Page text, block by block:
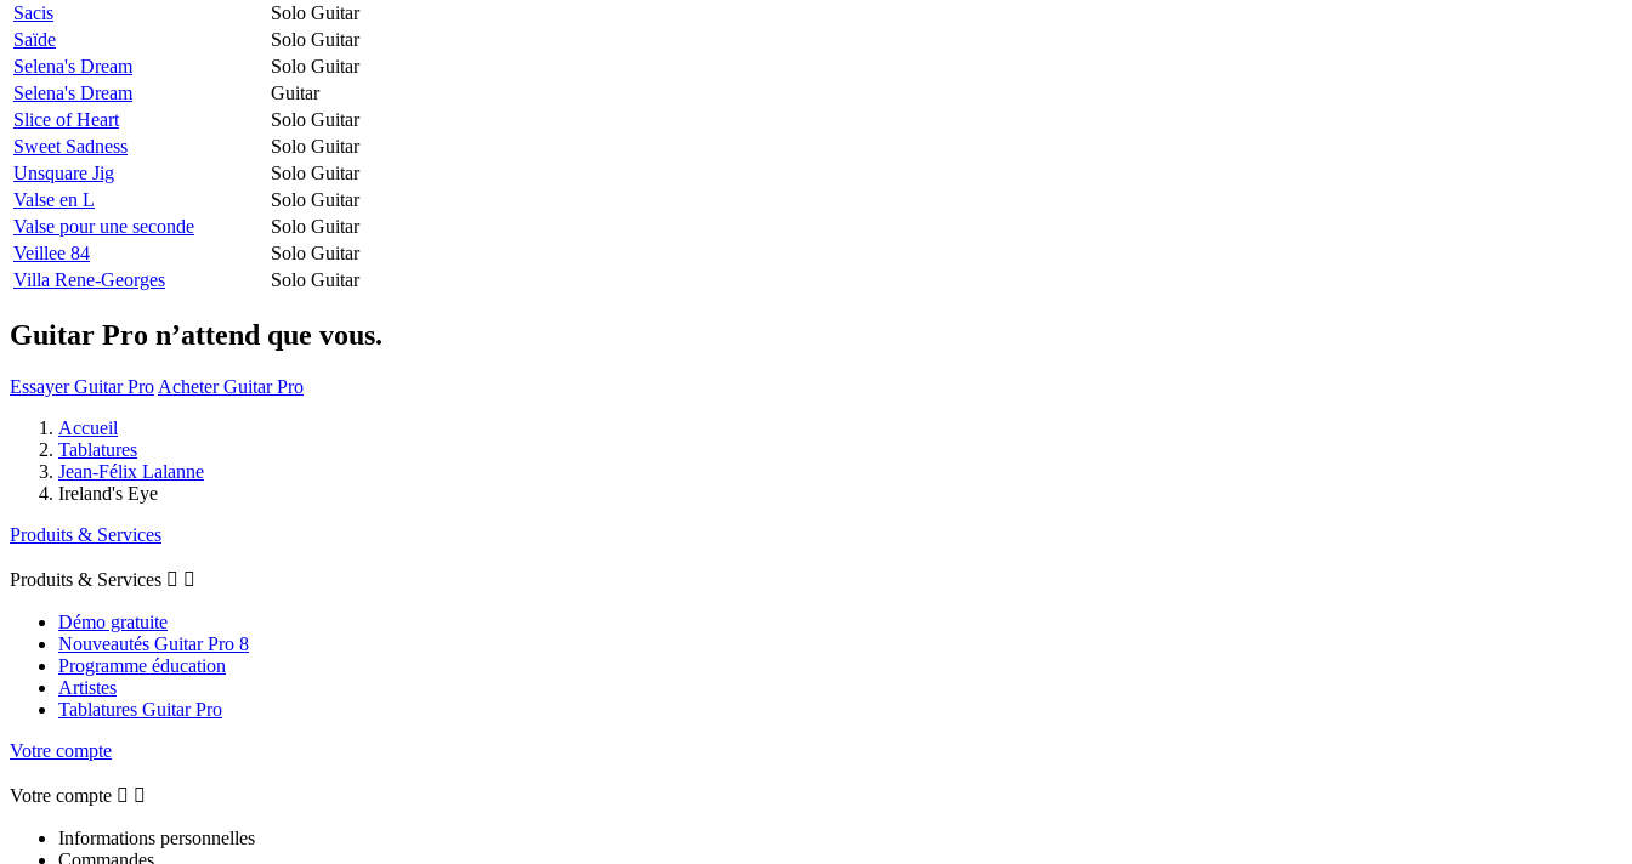
Sacis
Solo Guitar
Saïde
Solo Guitar
Selena's Dream
Solo Guitar
Selena's Dream
Guitar
Slice of Heart
Solo Guitar
Sweet Sadness
Solo Guitar
Unsquare Jig
Solo Guitar
Valse en L
Solo Guitar
Valse pour une seconde
Solo Guitar
Veillee 84
Solo Guitar
Villa Rene-Georges
Solo Guitar
Guitar Pro n’attend que vous.
Essayer Guitar Pro Acheter Guitar Pro
Accueil
Tablatures
Jean-Félix Lalanne
Ireland's Eye
Produits & Services
Produits & Services  
Démo gratuite
Nouveautés Guitar Pro 8
Programme éducation
Artistes
Tablatures Guitar Pro
Votre compte
Votre compte  
Informations personnelles
Commandes